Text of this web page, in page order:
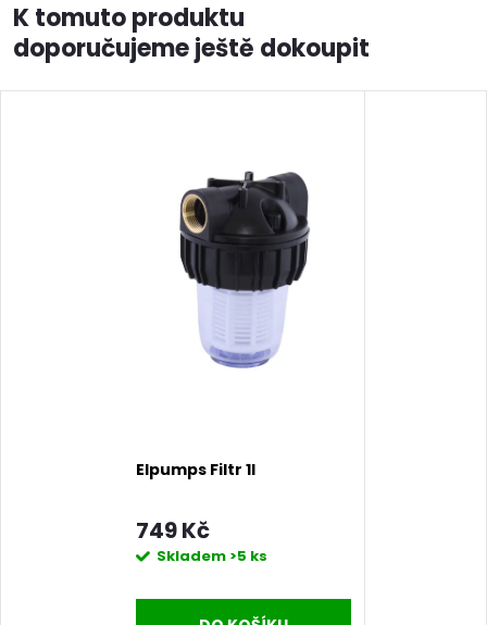
K tomuto produktu
doporučujeme ještě dokoupit
Elpumps Filtr 1l
749 Kč
Skladem >5 ks